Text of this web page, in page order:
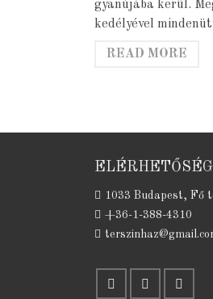
gyanújába kerül.
kedélyével
READ MORE
1033 Budapest, Fő
+36-1-388-4310